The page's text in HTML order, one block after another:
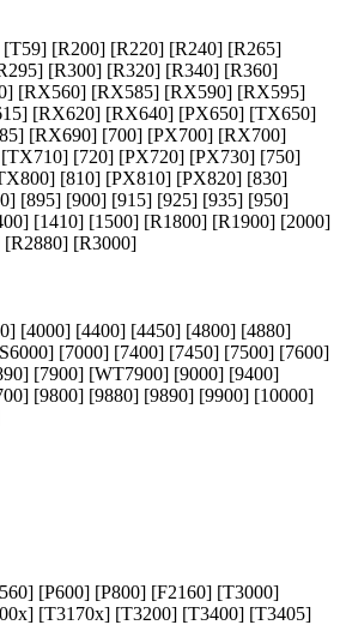
[R200] [R220] [R240] [R265]
[R300] [R320] [R340] [R360]
[RX560] [RX585] [RX590] [RX595]
[RX620] [RX640] [PX650] [TX650]
[RX690] [700] [PX700] [RX700]
[720] [PX720] [PX730] [750]
[810] [PX810] [PX820] [830]
[895] [900] [915] [925] [935] [950]
[1410] [1500] [R1800] [R1900] [2000]
[R3000]
[4000] [4400] [4450] [4800] [4880]
[7000] [7400] [7450] [7500] [7600]
[7900] [WT7900] [9000] [9400]
[9800] [9880] [9890] [9900] [10000]
[P600] [P800] [F2160] [T3000]
[T3170x] [T3200] [T3400] [T3405]